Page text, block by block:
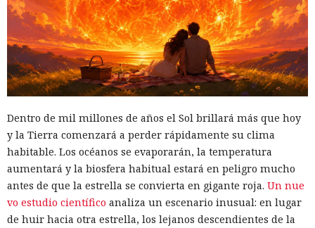
Dentro de mil millones de años el Sol brillará más que hoy
y la Tierra comenzará a perder rápidamente su clima
habitable. Los océanos se evaporarán, la temperatura
aumentará y la biosfera habitual estará en peligro mucho
antes de que la estrella se convierta en gigante roja. Un nue
vo estudio científico analiza un escenario inusual: en lugar
de huir hacia otra estrella, los lejanos descendientes de la